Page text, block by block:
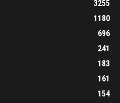
3255
1180
696
241
183
161
154